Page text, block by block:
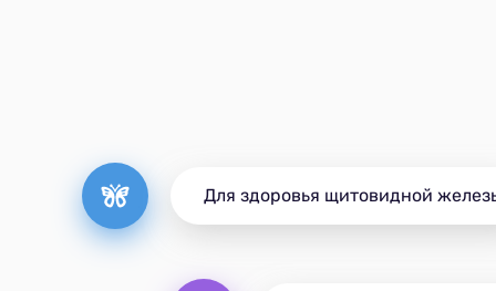
Для здоровья щитовидной